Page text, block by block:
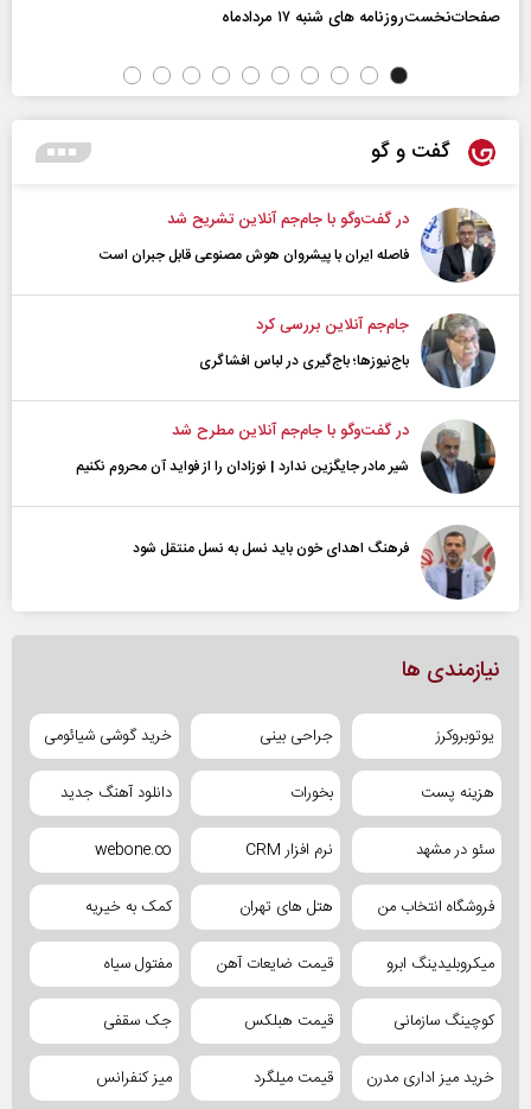
صفحات‌نخست‌روزنامه ها‌ی شنبه ۱۷ مردادماه
گفت و گو
در گفت‌و‌گو با جام‌جم آنلاین تشریح شد
فاصله ایران با پیشرو‌ان هوش مصنوعی قابل جبران است
جام‌جم آنلاین بررسی کرد
باج‌نیوزها؛ باج‌گیری در لباس افشاگری
در گفت‌و‌گو با جام‌جم آنلاین مطرح شد
شیر مادر جایگزین ندارد | نوزادان را از فواید آن محروم نکنیم
فرهنگ اهدای خون باید نسل به نسل منتقل شود
نیازمندی ها
یوتوبروکرز جراحی بینی خرید گوشی شیائومی
هزینه پست بخورات دانلود آهنگ جدید
سئو در مشهد نرم افزار CRM webone.co
فروشگاه انتخاب من هتل های تهران کمک به خیریه
میکروبلیدینگ ابرو قیمت ضایعات آهن مفتول سیاه
کوچینگ سازمانی قیمت هبلکس جک سقفی
خرید میز اداری مدرن قیمت میلگرد میز کنفرانس